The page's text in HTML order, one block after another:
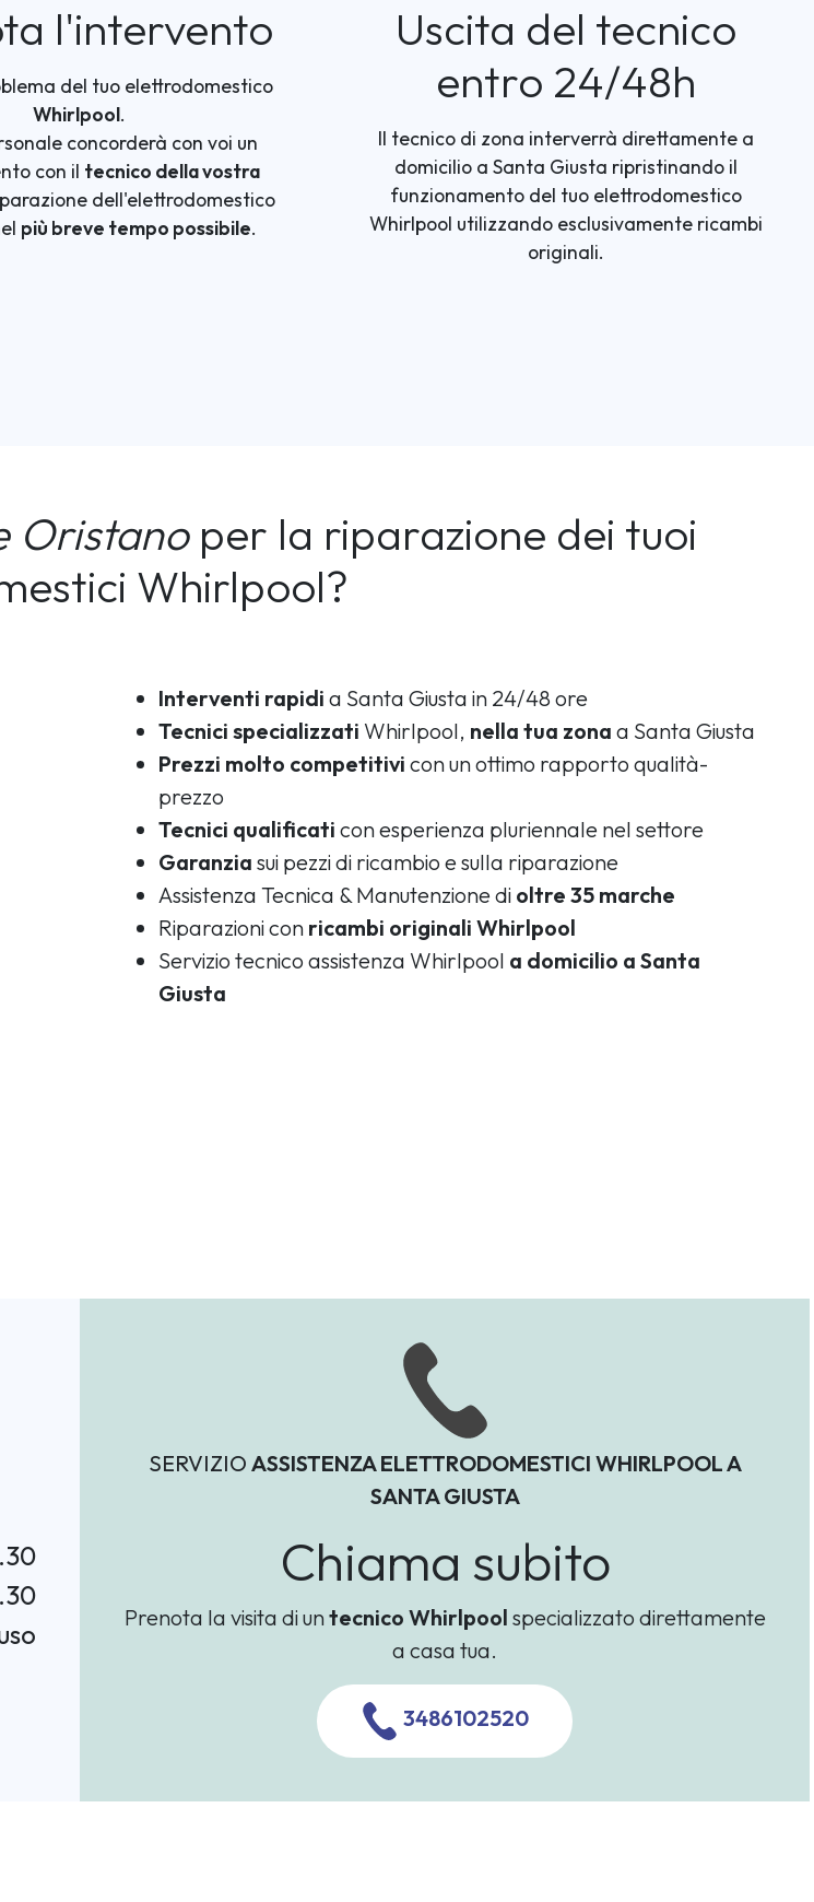
l'intervento
del tuo elettrodomestico
Whirlpool.
concorderà con voi un
con il tecnico della vostra
dell'elettrodomestico
più breve tempo possibile.
Uscita del tecnico
entro 24/48h
Il tecnico di zona interverrà direttamente a
domicilio a Santa Giusta ripristinando il
funzionamento del tuo elettrodomestico
Whirlpool utilizzando esclusivamente ricambi
originali.
Oristanoper la riparazione dei tuoi
Whirlpool?
Interventi rapidi a Santa Giusta in 24/48 ore
Tecnici specializzati Whirlpool, nella tua zona a Santa Giusta
Prezzi molto competitivi con un ottimo rapporto qualità-
prezzo
Tecnici qualificati con esperienza pluriennale nel settore
Garanzia sui pezzi di ricambio e sulla riparazione
Assistenza Tecnica & Manutenzione di oltre 35 marche
Riparazioni con ricambi originali Whirlpool
Servizio tecnico assistenza Whirlpool a domicilio a Santa
Giusta
SERVIZIO ASSISTENZA ELETTRODOMESTICI WHIRLPOOL A
SANTA GIUSTA
Chiama subito
Prenota la visita di untecnico Whirlpool specializzato direttamente
a casa tua.
3486102520